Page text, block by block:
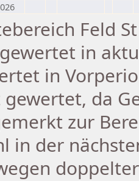
Feld
in
in
da
zur
in der